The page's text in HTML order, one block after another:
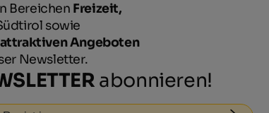
Bereichen Freizeit,
sowie
attraktiven Angeboten
Newsletter.
abonnieren!